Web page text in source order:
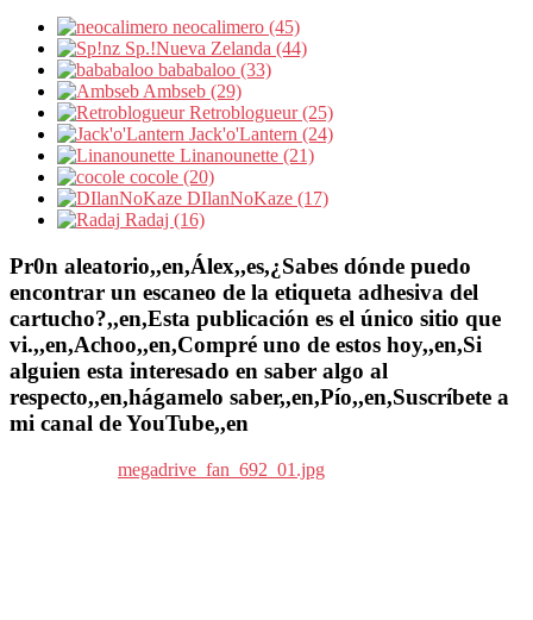
neocalimero (45)
Sp.!Nueva Zelanda (44)
bababaloo (33)
Ambseb (29)
Retroblogueur (25)
Jack'o'Lantern (24)
Linanounette (21)
cocole (20)
DIlanNoKaze (17)
Radaj (16)
Pr0n aleatorio,,en,Álex,,es,¿Sabes dónde puedo
encontrar un escaneo de la etiqueta adhesiva del
cartucho?,,en,Esta publicación es el único sitio que
vi.,,en,Achoo,,en,Compré uno de estos hoy,,en,Si
alguien esta interesado en saber algo al
respecto,,en,hágamelo saber,,en,Pío,,en,Suscríbete a
mi canal de YouTube,,en